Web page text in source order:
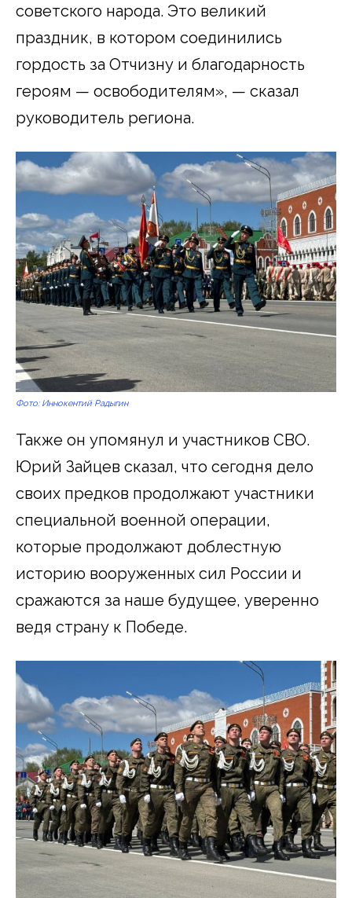
советского народа. Это великий
праздник, в котором соединились
гордость за Отчизну и благодарность
героям — освободителям», — сказал
руководитель региона.
Фото: Иннокентий Радыгин
Также он упомянул и участников СВО.
Юрий Зайцев сказал, что сегодня дело
своих предков продолжают участники
специальной военной операции,
которые продолжают доблестную
историю вооруженных сил России и
сражаются за наше будущее, уверенно
ведя страну к Победе.